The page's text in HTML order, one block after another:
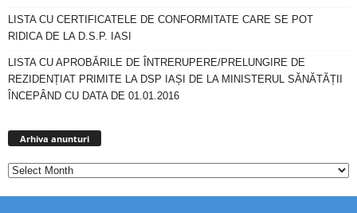
LISTA CU CERTIFICATELE DE CONFORMITATE CARE SE POT
RIDICA DE LA D.S.P. IASI
LISTA CU APROBĂRILE DE ÎNTRERUPERE/PRELUNGIRE DE
REZIDENȚIAT PRIMITE LA DSP IAȘI DE LA MINISTERUL SĂNĂTĂȚII
ÎNCEPÂND CU DATA DE 01.01.2016
Arhiva anunturi